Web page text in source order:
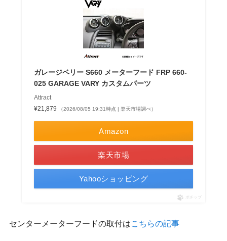
ガレージベリー S660 メーターフード FRP 660-
025 GARAGE VARY カスタムパーツ
Attract
¥21,879
（2026/08/05 19:31時点 | 楽天市場調べ）
Amazon
楽天市場
Yahooショッピング
ポチップ
センターメーターフードの取付はこちらの記事